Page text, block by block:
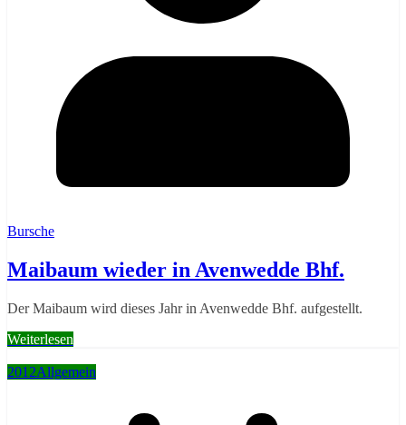
Bursche
Maibaum wieder in Avenwedde Bhf.
Der Maibaum wird dieses Jahr in Avenwedde Bhf. aufgestellt.
Weiterlesen
2012Allgemein